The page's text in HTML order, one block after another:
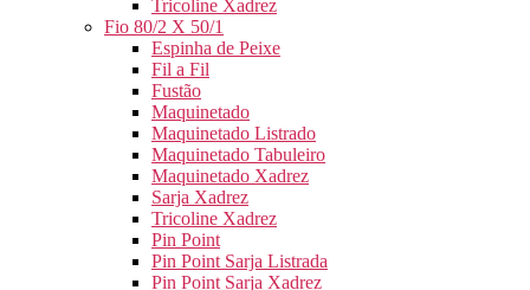
Tricoline Xadrez
Fio 80/2 X 50/1
Espinha de Peixe
Fil a Fil
Fustão
Maquinetado
Maquinetado Listrado
Maquinetado Tabuleiro
Maquinetado Xadrez
Sarja Xadrez
Tricoline Xadrez
Pin Point
Pin Point Sarja Listrada
Pin Point Sarja Xadrez